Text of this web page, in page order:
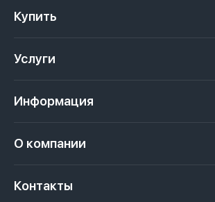
Купить
Апартаменты в Дубае
Пентхаус в Дубае
Услуги
Сдать недвижимость в Дубае, ОАЭ
Недвижимость за криптовалюту в Дубае
Информация
Законы
О компании
Контакты